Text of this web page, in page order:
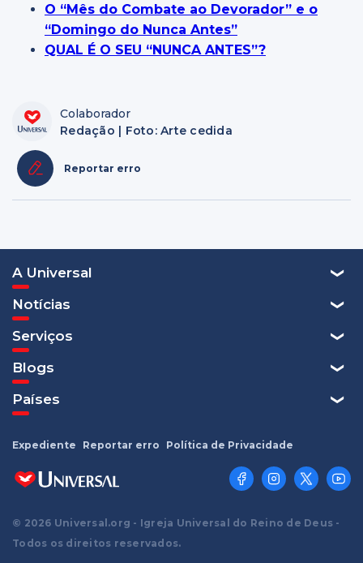
O “Mês do Combate ao Devorador” e o
“Domingo do Nunca Antes”
QUAL É O SEU “NUNCA ANTES”?
Colaborador
Redação | Foto: Arte cedida
Reportar erro
A Universal
Notícias
Serviços
Blogs
Países
© 2026 Universal.org - Igreja Universal do Reino de Deus -
Todos os direitos reservados.
Expediente Reportar erro Política de Privacidade